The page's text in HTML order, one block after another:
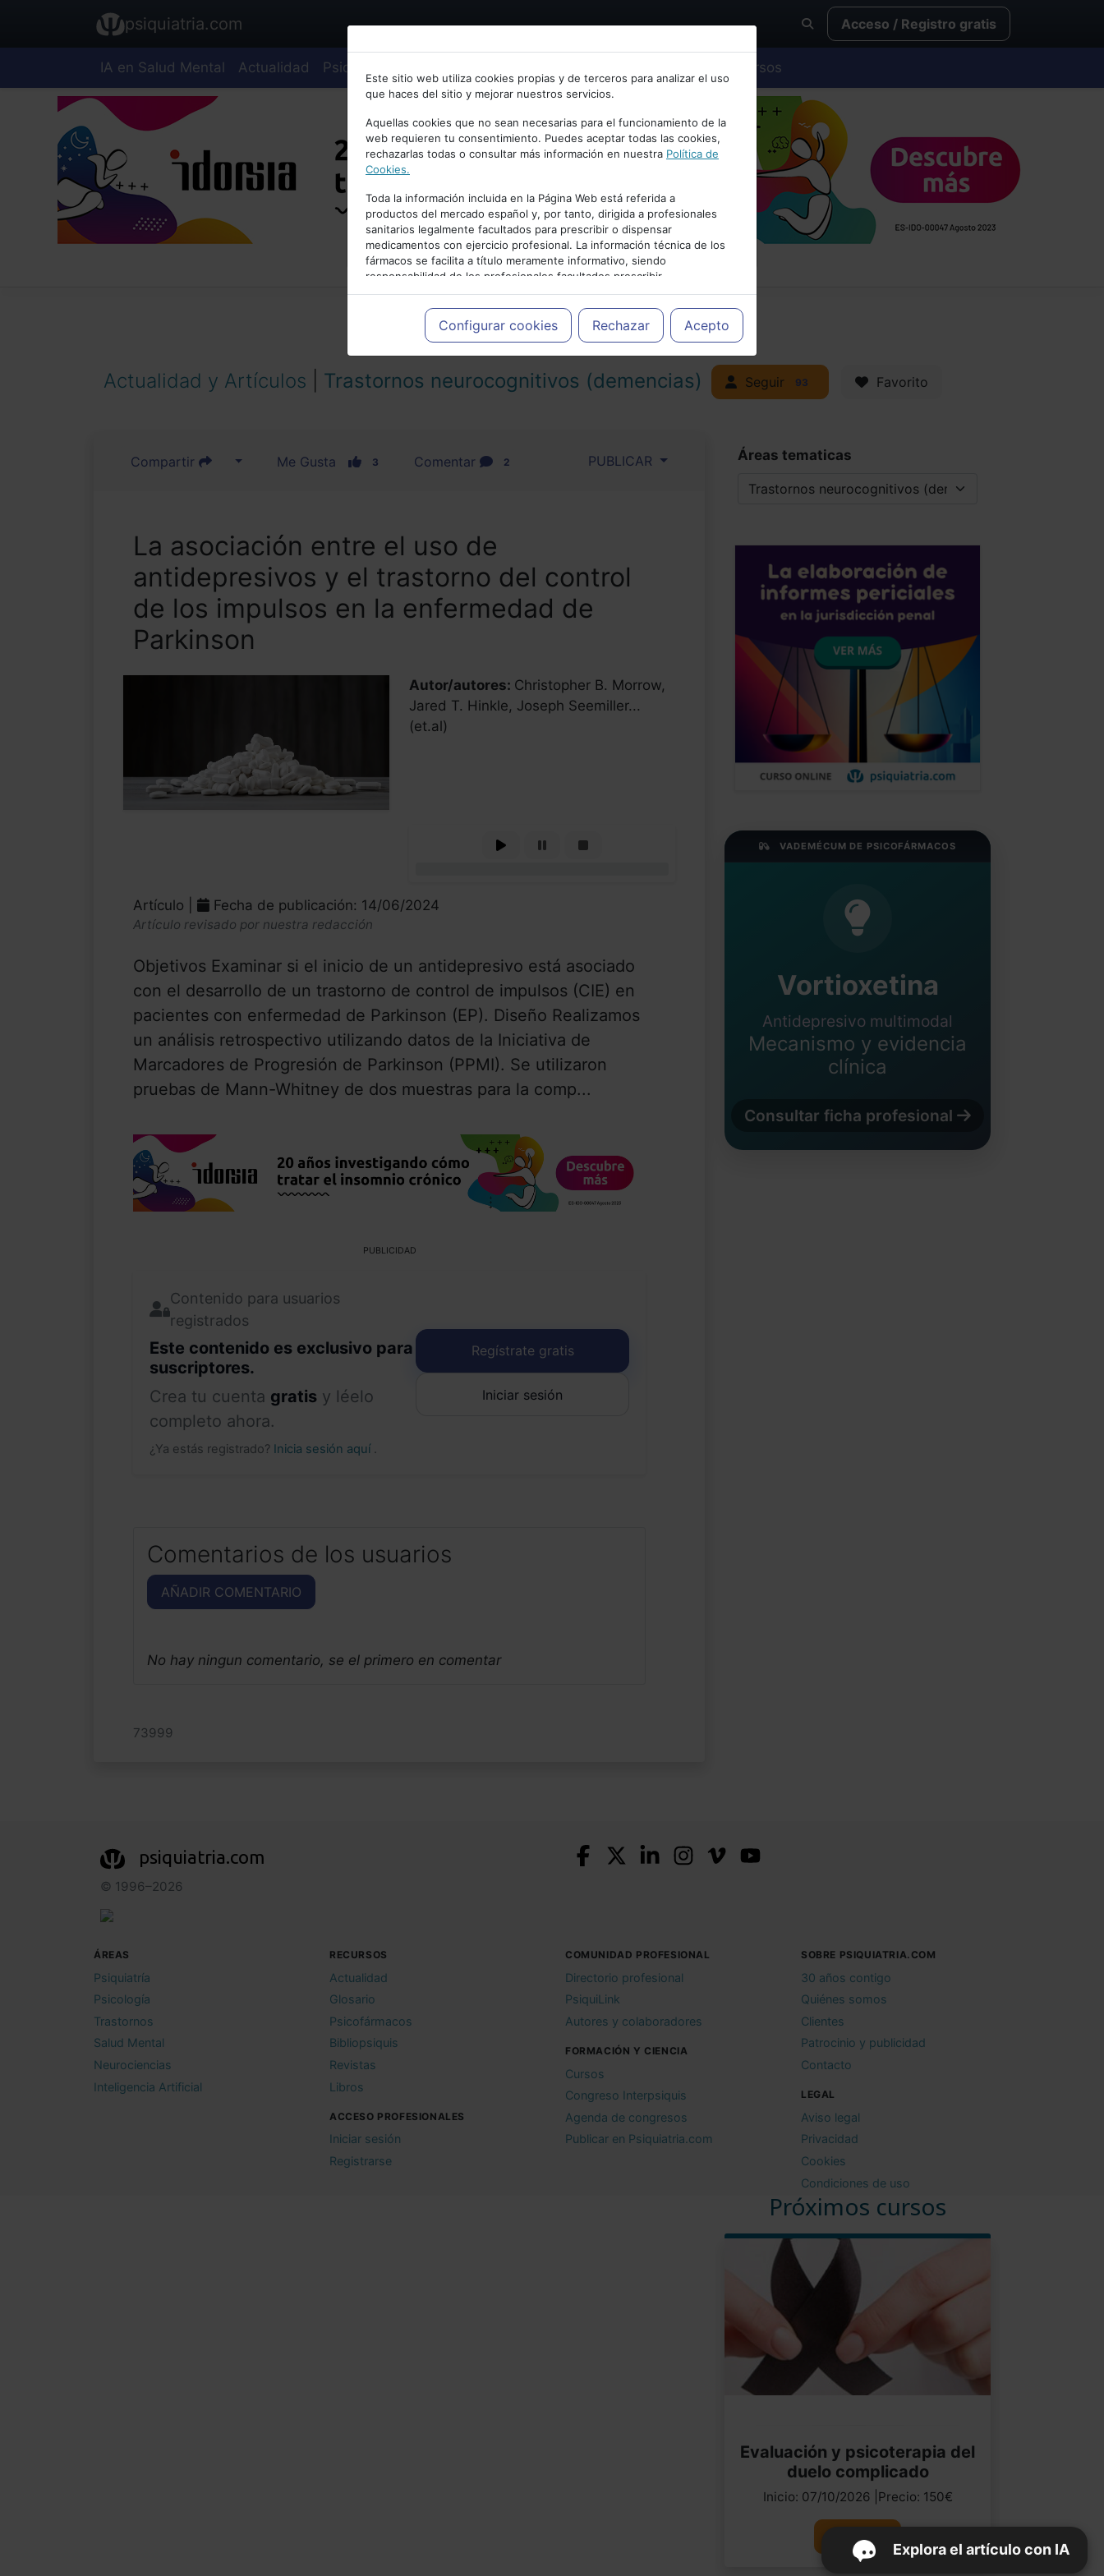
Bienvenid@ a psiquiatria.com
Escribe tu Email
Accede o regístrate con tu email.
Cancelar
psiquiatria.com Acceso / Registro gratis
IA en Salud Mental Actualidad Psiquiatría Cursos
Este sitio web utiliza cookies propias y de terceros para analizar el uso
que haces del sitio y mejorar nuestros servicios.
Aquellas cookies que no sean necesarias para el funcionamiento de la
web requieren tu consentimiento. Puedes aceptar todas las cookies,
rechazarlas todas o consultar más información en nuestra Política de
Cookies.
Toda la información incluida en la Página Web está referida a
productos del mercado español y, por tanto, dirigida a profesionales
sanitarios legalmente facultados para prescribir o dispensar
medicamentos con ejercicio profesional. La información técnica de los
fármacos se facilita a título meramente informativo, siendo
responsabilidad de los profesionales facultados prescribir
medicamentos y decidir, en cada caso concreto, el tratamiento más
adecuado a las necesidades del paciente.
Configurar cookies Rechazar Acepto
PUBLICIDAD
Actualidad y Artículos Trastornos neurocognitivos (demencias) Seguir 93 Favorito
Compartir Me Gusta 3 Comentar 2 PUBLICAR
La asociación entre el uso de
antidepresivos y el trastorno del control
de los impulsos en la enfermedad de
Parkinson
Autor/autores: Christopher B. Morrow,
Jared T. Hinkle, Joseph Seemiller...
(et.al)
Artículo | Fecha de publicación: 14/06/2024
Artículo revisado por nuestra redacción
Objetivos Examinar si el inicio de un antidepresivo está asociado
con el desarrollo de un trastorno de control de impulsos (CIE) en
pacientes con enfermedad de Parkinson (EP). Diseño Realizamos
un análisis retrospectivo utilizando datos de la Iniciativa de
Marcadores de Progresión de Parkinson (PPMI). Se utilizaron
pruebas de Mann-Whitney de dos muestras para la comp...
PUBLICIDAD
Contenido para usuarios
registrados
Este contenido es exclusivo para
suscriptores.
Crea tu cuenta gratis y léelo
completo ahora.
¿Ya estás registrado? Inicia sesión aquí .
Regístrate gratis
Iniciar sesión
Comentarios de los usuarios
AÑADIR COMENTARIO
No hay ningun comentario, se el primero en comentar
73999
Áreas tematicas
VADEMÉCUM DE PSICOFÁRMACOS
Vortioxetina
Antidepresivo multimodal
Mecanismo y evidencia
clínica
Consultar ficha profesional
Próximos cursos
Evaluación y psicoterapia del
duelo complicado
Inicio: 07/10/2026 |Precio: 150€
Ver curso
Explora el artículo con IA
psiquiatria.com
© 1996–2026
ÁREAS
Psiquiatría
Psicología
Trastornos
Salud Mental
Neurociencias
Inteligencia Artificial
RECURSOS
Actualidad
Glosario
Psicofármacos
Bibliopsiquis
Revistas
Libros
ACCESO PROFESIONALES
Iniciar sesión
Registrarse
COMUNIDAD PROFESIONAL
Directorio profesional
PsiquiLink
Autores y colaboradores
FORMACIÓN Y CIENCIA
Cursos
Congreso Interpsiquis
Agenda de congresos
Publicar en Psiquiatria.com
SOBRE PSIQUIATRIA.COM
30 años contigo
Quiénes somos
Clientes
Patrocinio y publicidad
Contacto
LEGAL
Aviso legal
Privacidad
Cookies
Condiciones de uso